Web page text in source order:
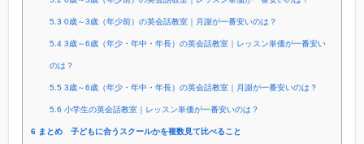
5.3 0歳～3歳（年少前）の英会話教室｜月謝が一番安いのは？
5.43歳～6歳（年少・年中・年長）の英会話教室｜レッスン単価が一番安い
のは？
5.5 3歳～6歳（年少・年中・年長）の英会話教室｜月謝が一番安いのは？
5.6 小学生の英会話教室｜レッスン単価が一番安いのは？
6 まとめ 子どもに合うスクールかを複数見て比べること